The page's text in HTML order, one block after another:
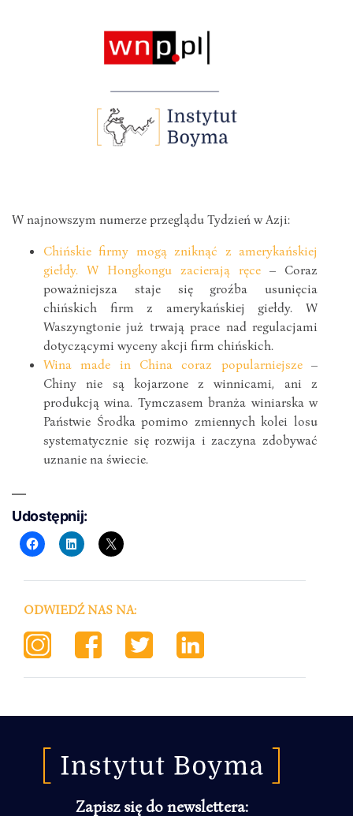
W najnowszym numerze przeglądu Tydzień w Azji:
Chińskie firmy mogą zniknąć z amerykańskiej
giełdy. W Hongkongu zacierają ręce – Coraz
poważniejsza staje się groźba usunięcia
chińskich firm z amerykańskiej giełdy. W
Waszyngtonie już trwają prace nad regulacjami
dotyczącymi wyceny akcji firm chińskich.
Wina made in China coraz popularniejsze–
Chiny nie są kojarzone z winnicami, ani z
produkcją wina. Tymczasem branża winiarska w
Państwie Środka pomimo zmiennych kolei losu
systematycznie się rozwija i zaczyna zdobywać
uznanie na świecie.
Udostępnij:
ODWIEDŹ NAS NA:
Zapisz się do newslettera: